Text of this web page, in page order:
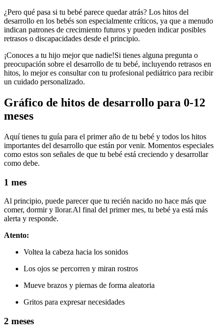
¿Pero qué pasa si tu bebé parece quedar atrás? Los hitos del
desarrollo en los bebés son especialmente críticos, ya que a menudo
indican patrones de crecimiento futuros y pueden indicar posibles
retrasos o discapacidades desde el principio.
¡Conoces a tu hijo mejor que nadie!Si tienes alguna pregunta o
preocupación sobre el desarrollo de tu bebé, incluyendo retrasos en
hitos, lo mejor es consultar con tu profesional pediátrico para recibir
un cuidado personalizado.
Gráfico de hitos de desarrollo para 0-12
meses
Aquí tienes tu guía para el primer año de tu bebé y todos los hitos
importantes del desarrollo que están por venir. Momentos especiales
como estos son señales de que tu bebé está creciendo y desarrollar
como debe.
1 mes
Al principio, puede parecer que tu recién nacido no hace más que
comer, dormir y llorar.Al final del primer mes, tu bebé ya está más
alerta y responde.
Atento:
Voltea la cabeza hacia los sonidos
Los ojos se percorren y miran rostros
Mueve brazos y piernas de forma aleatoria
Gritos para expresar necesidades
2 meses